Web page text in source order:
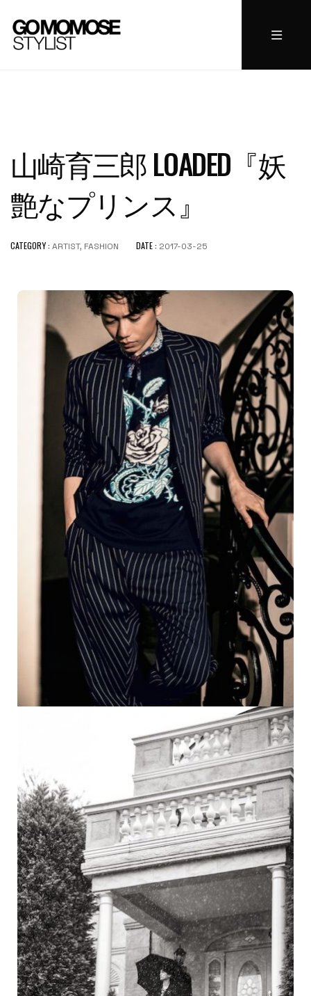
山崎育三郎 LOADED『妖
艶なプリンス』
CATEGORY : ARTIST, FASHION DATE : 2017-03-25